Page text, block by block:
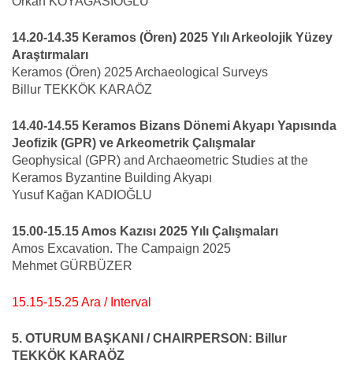
14.20-14.35 Keramos (Ören) 2025 Yılı Arkeolojik Yüzey
Araştırmaları
Keramos (Ören) 2025 Archaeological Surveys
Billur TEKKÖK KARAÖZ
14.40-14.55 Keramos Bizans Dönemi Akyapı Yapısında
Jeofizik (GPR) ve Arkeometrik Çalışmalar
Geophysical (GPR) and Archaeometric Studies at the
Keramos Byzantine Building Akyapı
Yusuf Kağan KADIOĞLU
15.00-15.15 Amos Kazısı 2025 Yılı Çalışmaları
Amos Excavation. The Campaign 2025
Mehmet GÜRBÜZER
15.15-15.25 Ara / Interval
5. OTURUM BAŞKANI / CHAIRPERSON: Billur
TEKKÖK KARAÖZ